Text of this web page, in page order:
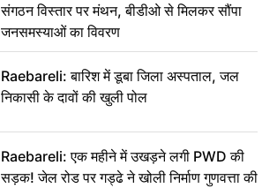
संगठन विस्तार पर मंथन, बीडीओ से मिलकर सौंपा
जनसमस्याओं का विवरण
Raebareli: बारिश में डूबा जिला अस्पताल, जल
निकासी के दावों की खुली पोल
Raebareli: एक महीने में उखड़ने लगी PWD की
सड़क! जेल रोड पर गड्ढे ने खोली निर्माण गुणवत्ता की